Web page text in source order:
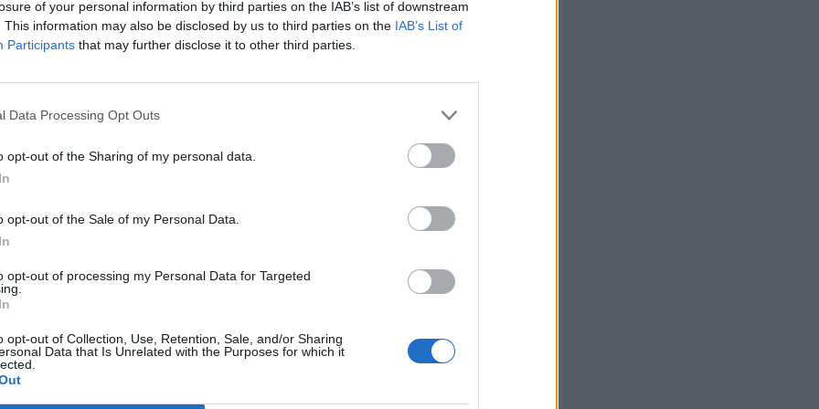
of your personal information by third parties on the IAB’s list of downstream
This information may also be disclosed by us to third parties on the IAB’s List of
Participants that may further disclose it to other third parties.
Data Processing Opt Outs
opt-out of the Sharing of my personal data.
opt-out of the Sale of my Personal Data.
opt-out of processing my Personal Data for Targeted
opt-out of Collection, Use, Retention, Sale, and/or Sharing
Data that Is Unrelated with the Purposes for which it
csak 1656,5 milliárd forintnyi ajánlatot fogadott el a kéthetes betétekre az MNB,
a szerdai aukción az összes benyújtott ajánlatot...
portfolio.hu hírarchívumához tartozik, melynek olvasása előfizetéses
cikkarchívum
elmúlt 2 év napon belüli
Előfizetés